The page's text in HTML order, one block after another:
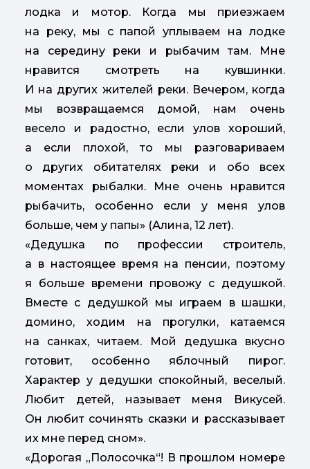
лодка и мотор. Когда мы приезжаем
на реку, мы с папой уплываем на лодке
на середину реки и рыбачим там. Мне
нравится смотреть на кувшинки.
И на других жителей реки. Вечером, когда
мы возвращаемся домой, нам очень
весело и радостно, если улов хороший,
а если плохой, то мы разговариваем
о других обитателях реки и обо всех
моментах рыбалки. Мне очень нравится
рыбачить, особенно если у меня улов
больше, чем у папы» (Алина, 12 лет).
«Дедушка по профессии строитель,
а в настоящее время на пенсии, поэтому
я больше времени провожу с дедушкой.
Вместе с дедушкой мы играем в шашки,
домино, ходим на прогулки, катаемся
на санках, читаем. Мой дедушка вкусно
готовит, особенно яблочный пирог.
Характер у дедушки спокойный, веселый.
Любит детей, называет меня Викусей.
Он любит сочинять сказки и рассказывает
их мне перед сном».
«Дорогая „Полосочка“! В прошлом номере